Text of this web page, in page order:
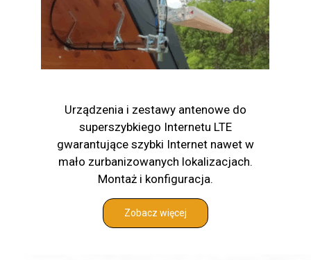
Urządzenia i zestawy antenowe do
superszybkiego Internetu LTE
gwarantujące szybki Internet nawet w
mało zurbanizowanych lokalizacjach.
Montaż i konfiguracja.
Zobacz więcej